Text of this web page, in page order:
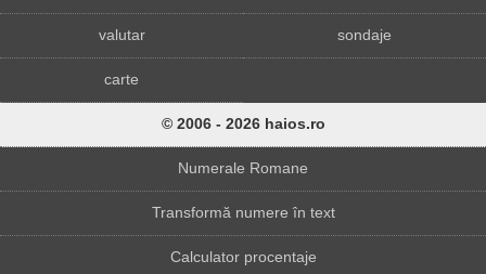
valutar sondaje
carte
© 2006 - 2026 haios.ro
Numerale Romane
Transformă numere în text
Calculator procentaje